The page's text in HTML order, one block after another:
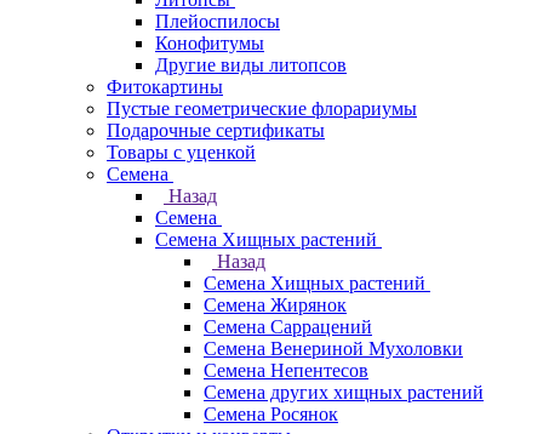
Плейоспилосы
Конофитумы
Другие виды литопсов
Фитокартины
Пустые геометрические флорариумы
Подарочные сертификаты
Товары с уценкой
Семена
Назад
Семена
Семена Хищных растений
Назад
Семена Хищных растений
Семена Жирянок
Семена Саррацений
Семена Венериной Мухоловки
Семена Непентесов
Семена других хищных растений
Семена Росянок